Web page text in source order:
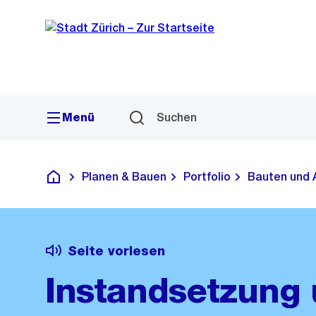
Navigation
Sprunglink
Menü Suchen
Deutsch
Planen & Bauen Portfolio Bauten und
Seite vorlesen
Instandsetzung